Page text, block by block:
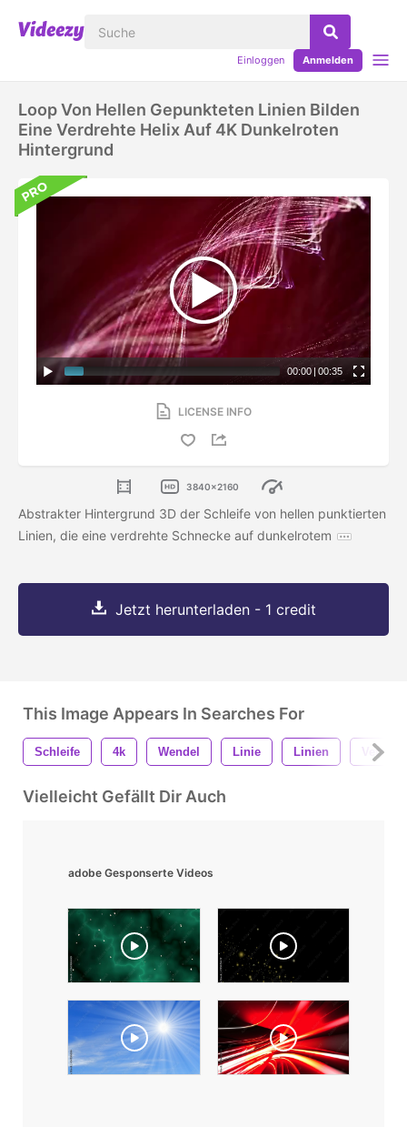
Einloggen Anmelden
Loop Von Hellen Gepunkteten Linien Bilden
Eine Verdrehte Helix Auf 4K Dunkelroten
Hintergrund
00:00 | 00:35
LICENSE INFO
3840x2160
Abstrakter Hintergrund 3D der Schleife von hellen punktierten
Linien, die eine verdrehte Schnecke auf dunkelrotem
Jetzt herunterladen - 1 credit
This Image Appears In Searches For
Schleife 4k Wendel Linie Linien
Vielleicht Gefällt Dir Auch
adobe Gesponserte Videos